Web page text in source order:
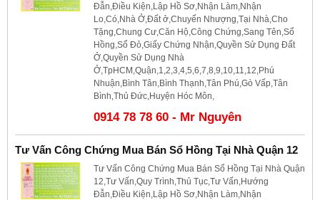
Đẫn,Điều Kiện,Lập Hồ Sơ,Nhận Làm,Nhận
Lo,Có,Nhà Ở,Đất ở,Chuyển Nhượng,Tại Nhà,Cho
Tặng,Chung Cư,Căn Hộ,Công Chứng,Sang Tên,Sổ
Hồng,Sổ Đỏ,Giấy Chứng Nhận,Quyền Sử Dụng Đất
Ở,Quyền Sử Dụng Nhà
Ở,TpHCM,Quận,1,2,3,4,5,6,7,8,9,10,11,12,Phú
Nhuận,Bình Tân,Bình Thạnh,Tân Phú,Gò Vấp,Tân
Bình,Thủ Đức,Huyện Hóc Môn,
0914 78 78 60 - Mr Nguyên
Tư Vấn Công Chứng Mua Bán Sổ Hồng Tại Nhà Quận 12
Tư Vấn Công Chứng Mua Bán Sổ Hồng Tại Nhà Quận
12,Tư Vấn,Quy Trình,Thủ Tục,Tư Vấn,Hướng
Đẫn,Điều Kiện,Lập Hồ Sơ,Nhận Làm,Nhận